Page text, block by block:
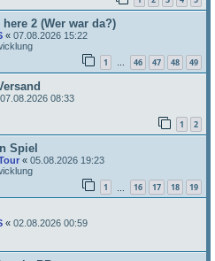
2 (Wer war da?)
« 07.08.2026 15:22
1 … 46 47 48 49
07.08.2026 08:33
1 2
Spiel
« 05.08.2026 19:23
1 16 17 18 19
« 02.08.2026 00:59